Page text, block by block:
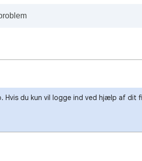
du kun vil logge ind ved hjælp af dit